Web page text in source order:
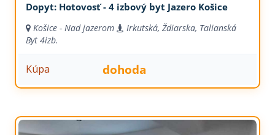
Dopyt: Hotovosť - 4 izbový byt Jazero Košice
Košice - Nad jazerom
Irkutská, Ždiarska, Talianská
Byt 4izb.
Kúpa dohoda